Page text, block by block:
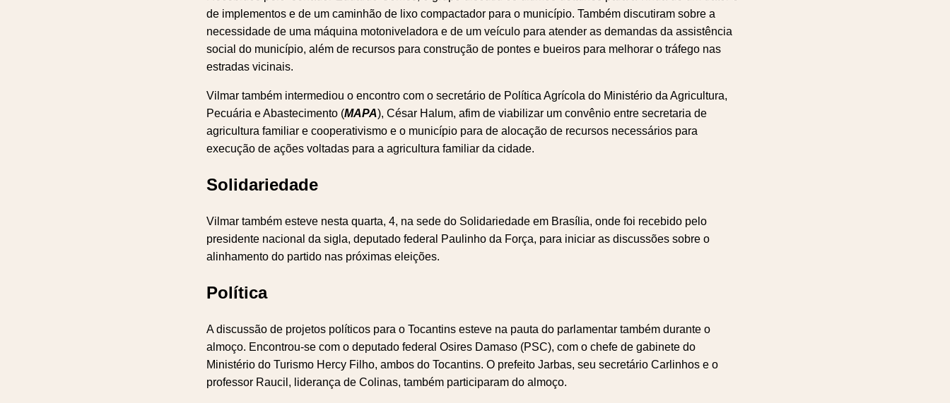
de implementos e de um caminhão de lixo compactador para o município. Também discutiram sobre a
necessidade de uma máquina motoniveladora e de um veículo para atender as demandas da assistência
social do município, além de recursos para construção de pontes e bueiros para melhorar o tráfego nas
estradas vicinais.
Vilmar também intermediou o encontro com o secretário de Política Agrícola do Ministério da Agricultura,
Pecuária e Abastecimento (MAPA), César Halum, afim de viabilizar um convênio entre secretaria de
agricultura familiar e cooperativismo e o município para de alocação de recursos necessários para
execução de ações voltadas para a agricultura familiar da cidade.
Solidariedade
Vilmar também esteve nesta quarta, 4, na sede do Solidariedade em Brasília, onde foi recebido pelo
presidente nacional da sigla, deputado federal Paulinho da Força, para iniciar as discussões sobre o
alinhamento do partido nas próximas eleições.
Política
A discussão de projetos políticos para o Tocantins esteve na pauta do parlamentar também durante o
almoço. Encontrou-se com o deputado federal Osires Damaso (PSC), com o chefe de gabinete do
Ministério do Turismo Hercy Filho, ambos do Tocantins. O prefeito Jarbas, seu secretário Carlinhos e o
professor Raucil, liderança de Colinas, também participaram do almoço.